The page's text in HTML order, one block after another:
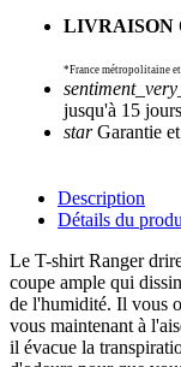
LIVRAISON
*France métropolitaine
jusqu'à 15 jours
starGarantie
Description
Détails du
Le T-shirt Ranger
coupe ample qui
de l'humidité. Il vous
vous maintenant à
il évacue la